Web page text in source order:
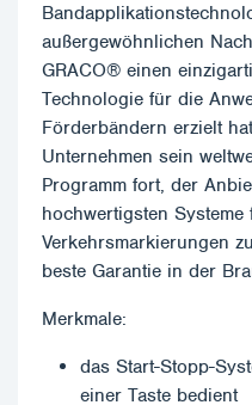
außergewöhnlichen
GRACO® einen
Technologie für die
Förderbändern erzielt
Unternehmen sein
Programm fort, der
hochwertigsten
Verkehrsmarkierungen
beste Garantie in der
Merkmale:
das Start-Stopp-
einer Taste bedient